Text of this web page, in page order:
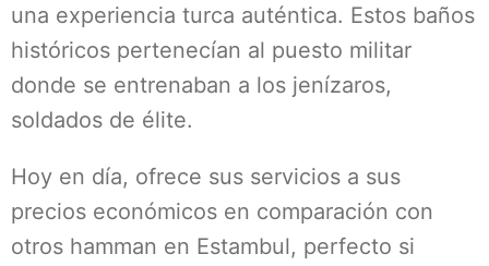
una experiencia turca auténtica. Estos baños
históricos pertenecían al puesto militar
donde se entrenaban a los jenízaros,
soldados de élite.
Hoy en día, ofrece sus servicios a sus
precios económicos en comparación con
otros hamman en Estambul, perfecto si